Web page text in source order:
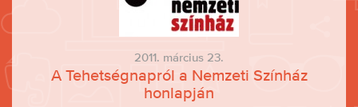
2011. március 23.
A Tehetségnapról a Nemzeti Színház
honlapján